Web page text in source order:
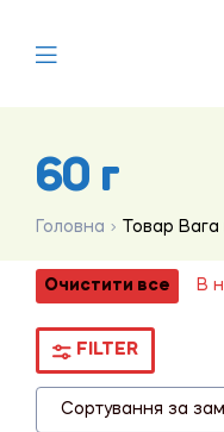
60 г
Головна Товар
Очистити все В
FILTER